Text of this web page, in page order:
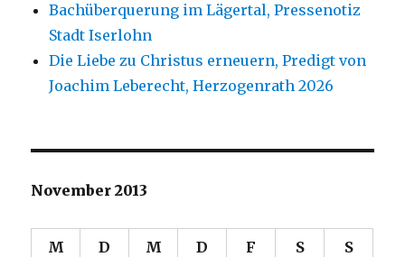
Bachüberquerung im Lägertal, Pressenotiz
Stadt Iserlohn
Die Liebe zu Christus erneuern, Predigt von
Joachim Leberecht, Herzogenrath 2026
November 2013
M D M D F S S